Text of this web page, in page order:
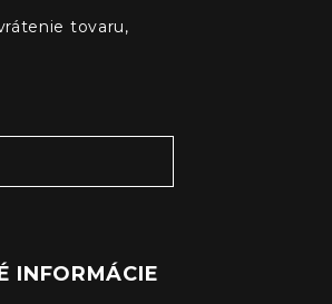
tovaru,
INFORMÁCIE